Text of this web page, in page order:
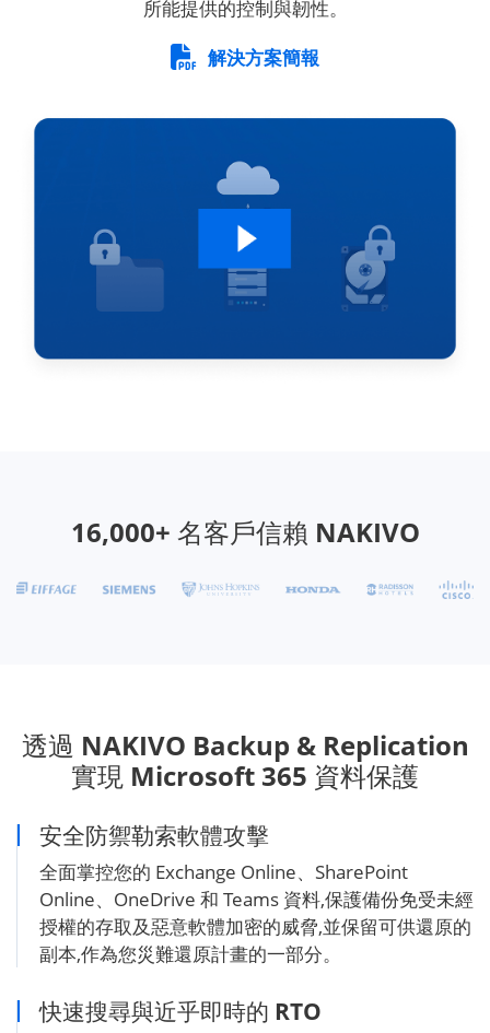
所能提供的控制與韌性。
解決方案簡報
16,000+ 名客戶信賴 NAKIVO
透過 NAKIVO Backup & Replication
實現 Microsoft 365 資料保護
安全防禦勒索軟體攻擊
全面掌控您的 Exchange Online、SharePoint
Online、OneDrive 和 Teams 資料,保護備份免受未經
授權的存取及惡意軟體加密的威脅,並保留可供還原的
副本,作為您災難還原計畫的一部分。
快速搜尋與近乎即時的 RTO